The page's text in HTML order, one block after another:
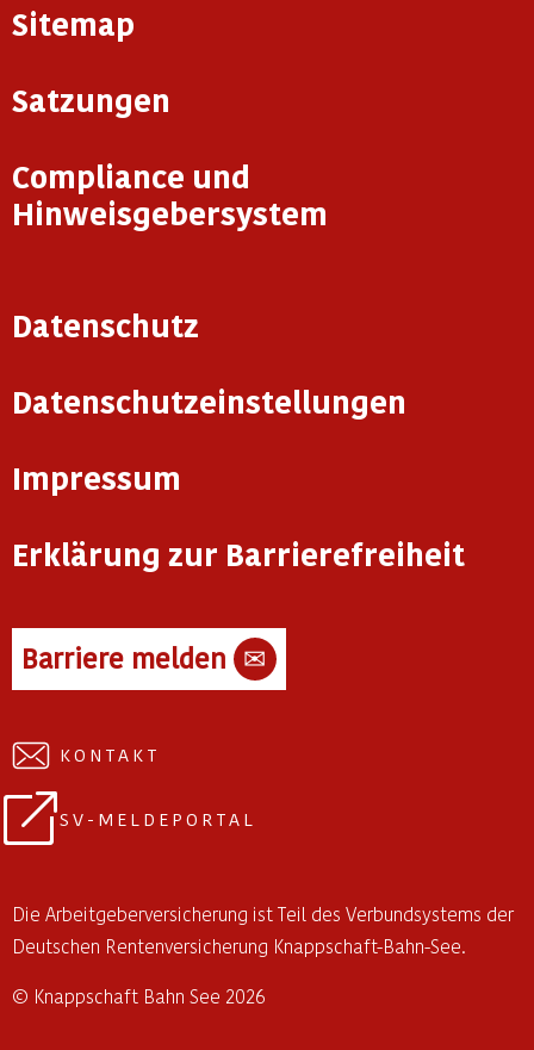
Sitemap
Satzungen
Compliance und
Hinweisgebersystem
Datenschutz
Datenschutzeinstellungen
Impressum
Erklärung zur Barrierefreiheit
Barriere melden ✉
KONTAKT
SV-MELDEPORTAL
Die Arbeitgeberversicherung ist Teil des Verbundsystems der
Deutschen Rentenversicherung Knappschaft-Bahn-See.
© Knappschaft Bahn See 2026